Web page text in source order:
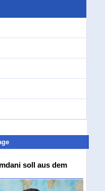
soll aus dem